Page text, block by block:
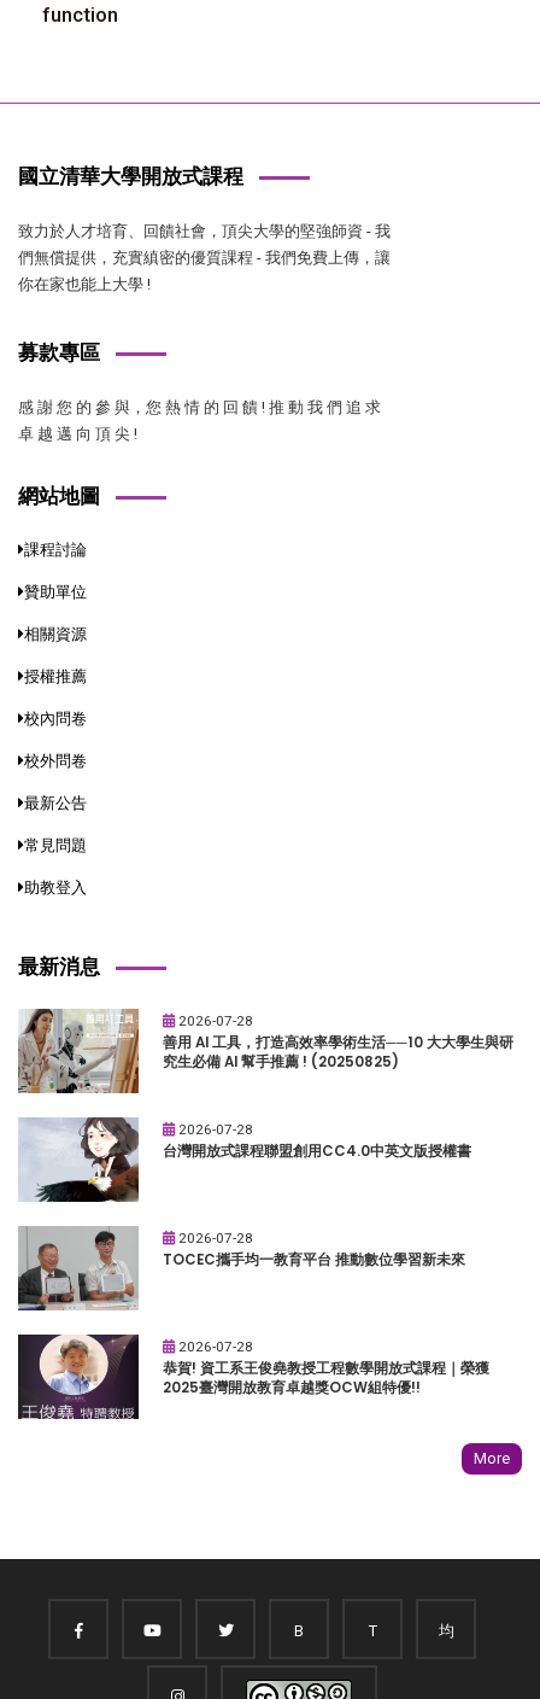
function
國立清華大學開放式課程
致力於人才培育、回饋社會，頂尖大學的堅強師資 - 我
們無償提供，充實縝密的優質課程 - 我們免費上傳，讓
你在家也能上大學 !
募款專區
感 謝 您 的 參 與，您 熱 情 的 回 饋 ! 推 動 我 們 追 求
卓 越 邁 向 頂 尖 !
網站地圖
課程討論
贊助單位
相關資源
授權推薦
校內問卷
校外問卷
最新公告
常見問題
助教登入
最新消息
2026-07-28
善用 AI 工具，打造高效率學術生活──10 大大學生與研
究生必備 AI 幫手推薦 ! (20250825)
2026-07-28
台灣開放式課程聯盟創用CC4.0中英文版授權書
2026-07-28
TOCEC攜手均一教育平台 推動數位學習新未來
2026-07-28
恭賀! 資工系王俊堯教授工程數學開放式課程｜榮獲
2025臺灣開放教育卓越獎OCW組特優!!
More
B T 均